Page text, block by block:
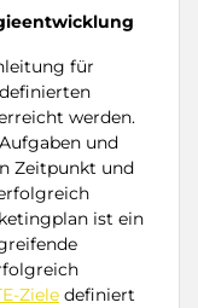
für
werden.
und
Zeitpunkt und
ist ein
Ziele definiert